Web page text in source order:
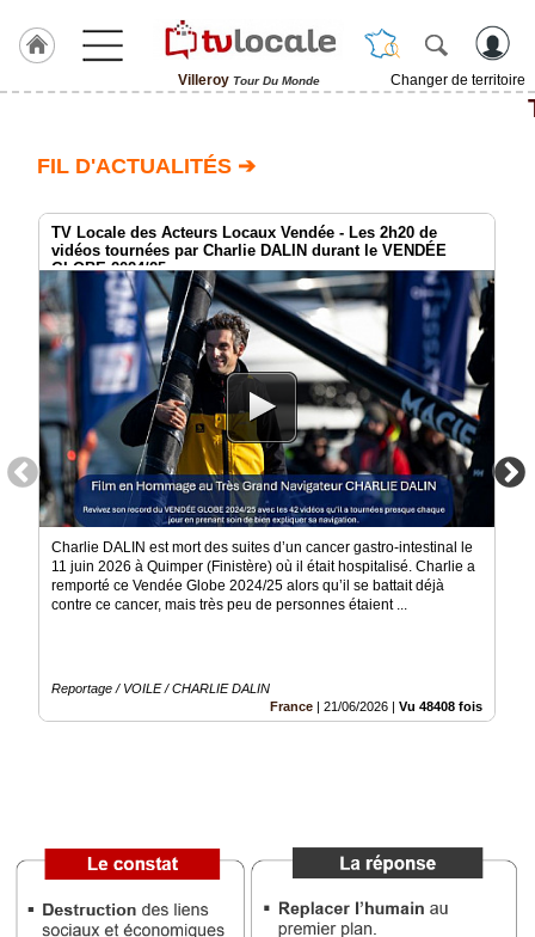
Villeroy Tour Du Monde
Changer de territoire
Villeroy
TvLocale
France
Accueil
RUBRIQUES
Agenda
Gazette
Médias
Inscription
FIL D'ACTUALITÉS ➔
TV Locale des Acteurs Locaux Vendée - Les 2h20 de
vidéos tournées par Charlie DALIN durant le VENDÉE
GLOBE 2024/25
Charlie DALIN est mort des suites d’un cancer gastro-intestinal le
11 juin 2026 à Quimper (Finistère) où il était hospitalisé. Charlie a
remporté ce Vendée Globe 2024/25 alors qu’il se battait déjà
contre ce cancer, mais très peu de personnes étaient ...
Reportage / VOILE / CHARLIE DALIN
France
21/06/2026 Vu 48408 fois